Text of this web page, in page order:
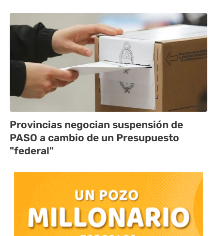
Provincias negocian suspensión de
PASO a cambio de un Presupuesto
"federal"